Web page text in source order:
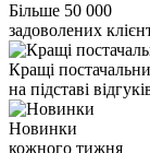
Більше 50 000
задоволених
Кращі
на підставі
Новинки
кожного тижня